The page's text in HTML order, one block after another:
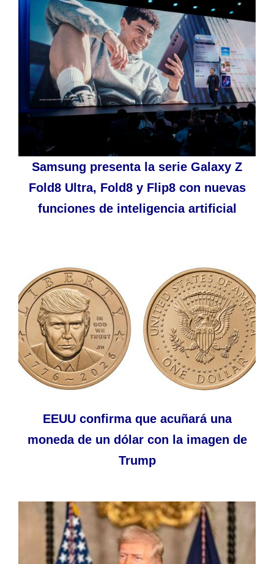
Samsung presenta la serie Galaxy Z
Fold8 Ultra, Fold8 y Flip8 con nuevas
funciones de inteligencia artificial
EEUU confirma que acuñará una
moneda de un dólar con la imagen de
Trump